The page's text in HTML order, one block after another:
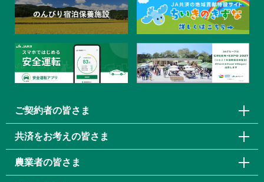
ご契約者の皆さま
共済をお考えの皆さま
農業者の皆さま